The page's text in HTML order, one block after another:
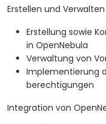
Erstellen und
Erstellung sowie
in OpenNebula
Verwaltung von
Implementierung
berechtigungen
Integration von